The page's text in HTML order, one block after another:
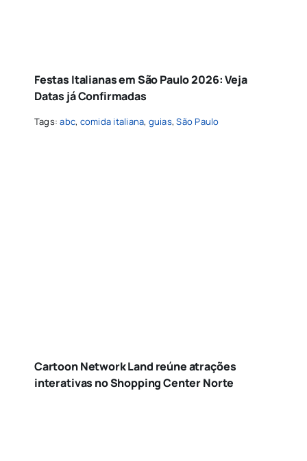
Festas Italianas em São Paulo 2026: Veja
Datas já Confirmadas
Tags:abc, comida italiana, guias,São Paulo
Cartoon Network Land reúne atrações
interativas no Shopping Center Norte